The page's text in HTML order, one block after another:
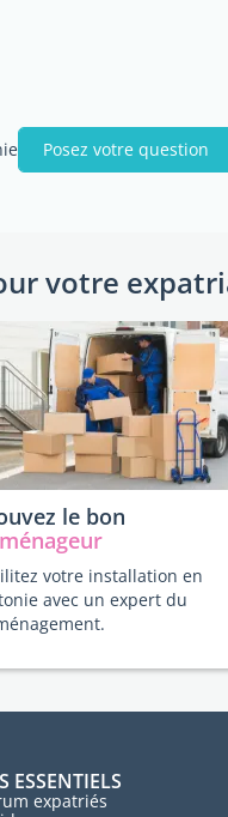
Posez votre question
votre
le bon
votre installation en
avec un expert du
ESSENTIELS
expatriés